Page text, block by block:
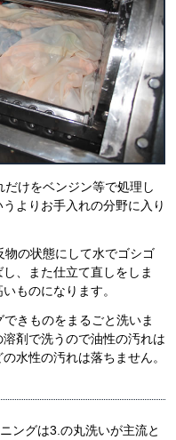
けをベンジン等で処理し
よりお手入れの分野に入り
の状態にして水でゴシゴ
、また仕立て直しをしま
ものになります。
きものをまるごと洗いま
剤で洗うので油性の汚れは
水性の汚れは落ちません。
ングは3.の丸洗いが主流と